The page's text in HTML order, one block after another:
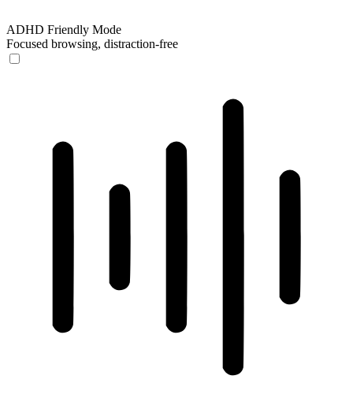
ADHD Friendly Mode
Focused browsing, distraction-free